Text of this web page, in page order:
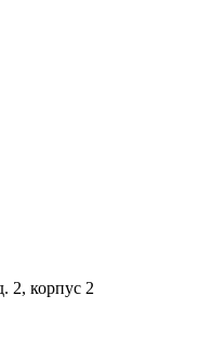
2, корпус 2